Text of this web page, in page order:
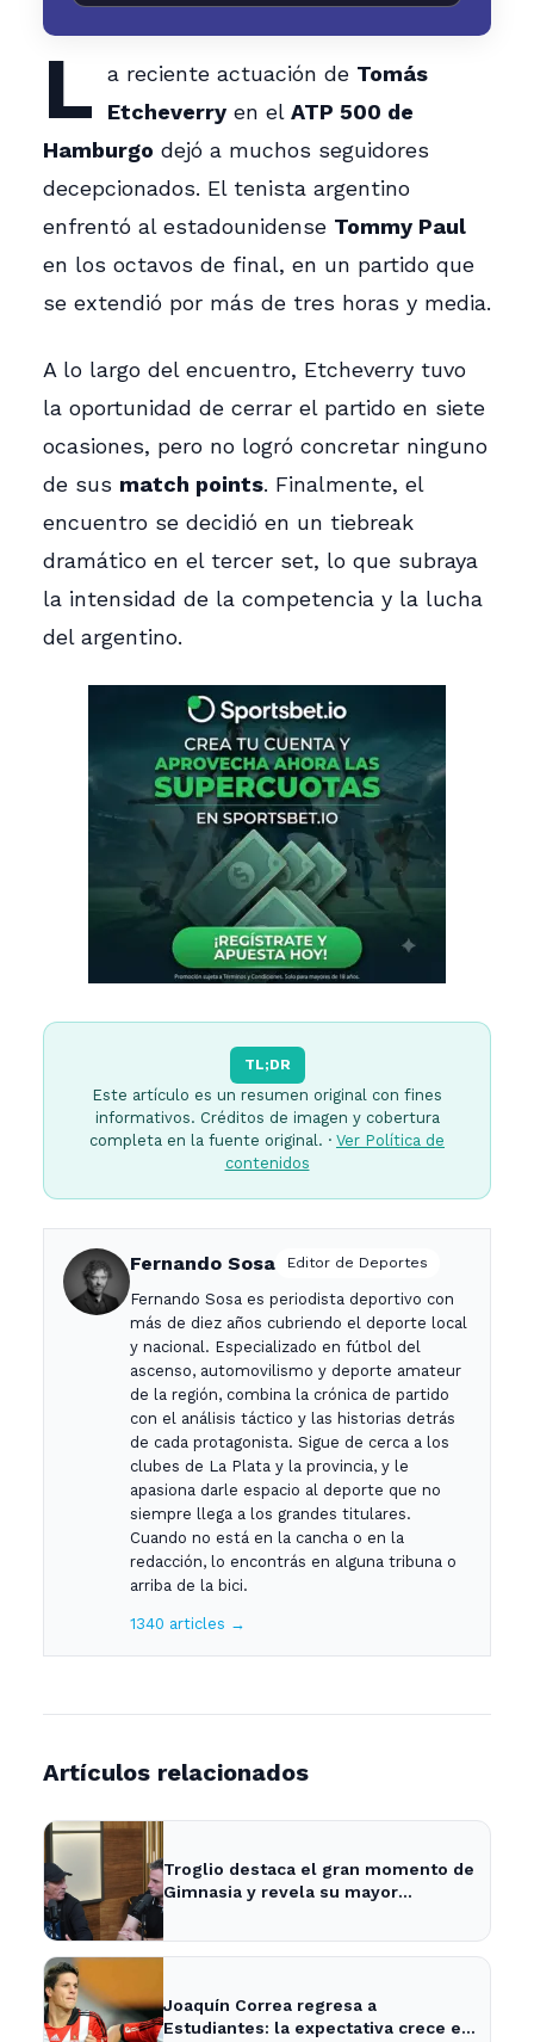
L a reciente actuación de Tomás
Etcheverryen el ATP 500 de
Hamburgo dejó a muchos seguidores
decepcionados. El tenista argentino
enfrentó al estadounidense Tommy Paul
en los octavos de final, en un partido que
se extendió por más de tres horas y media.
A lo largo del encuentro, Etcheverry tuvo
la oportunidad de cerrar el partido en siete
ocasiones, pero no logró concretar ninguno
de sus match points. Finalmente, el
encuentro se decidió en un tiebreak
dramático en el tercer set, lo que subraya
la intensidad de la competencia y la lucha
del argentino.
TL;DR
Este artículo es un resumen original con fines
informativos. Créditos de imagen y cobertura
completa en la fuente original. · Ver Política de
contenidos
Fernando Sosa Editor de Deportes
Fernando Sosa es periodista deportivo con
más de diez años cubriendo el deporte local
y nacional. Especializado en fútbol del
ascenso, automovilismo y deporte amateur
de la región, combina la crónica de partido
con el análisis táctico y las historias detrás
de cada protagonista. Sigue de cerca a los
clubes de La Plata y la provincia, y le
apasiona darle espacio al deporte que no
siempre llega a los grandes titulares.
Cuando no está en la cancha o en la
redacción, lo encontrás en alguna tribuna o
arriba de la bici.
1340 articles →
Artículos relacionados
Troglio destaca el gran momento de
Gimnasia y revela su mayor
Joaquín Correa regresa a
Estudiantes: la expectativa crece en